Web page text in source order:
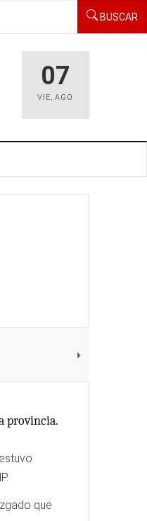
BUSCAR
07
VIE,AGO
provincia.
que